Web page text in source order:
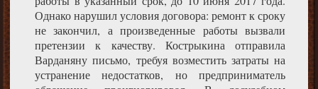
Однако нарушил условия договора: ремонт к сроку
не закончил, а произведенные работы вызвали
претензии к качеству. Кострыкина отправила
Варданяну письмо, требуя возместить затраты на
устранение недостатков, но предприниматель